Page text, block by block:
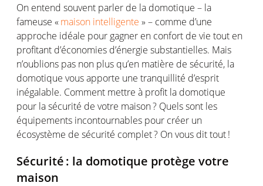
On entend souvent parler de la domotique – la
fameuse «maison intelligente » – comme d’une
approche idéale pour gagner en confort de vie tout en
profitant d’économies d’énergie substantielles. Mais
n’oublions pas non plus qu’en matière de sécurité, la
domotique vous apporte une tranquillité d’esprit
inégalable. Comment mettre à profit la domotique
pour la sécurité de votre maison? Quels sont les
équipements incontournables pour créer un
écosystème de sécurité complet? On vous dit tout!
Sécurité: la domotique protège votre
maison